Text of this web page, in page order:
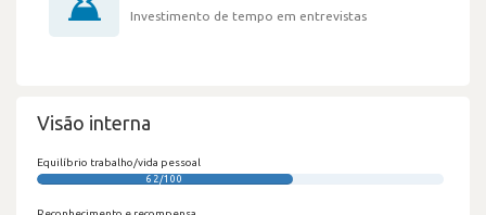
Investimento de tempo em entrevistas
Visão interna
Equilíbrio trabalho/vida pessoal
62/100